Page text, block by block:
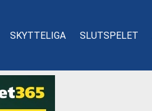
SKYTTELIGA SLUTSPELET